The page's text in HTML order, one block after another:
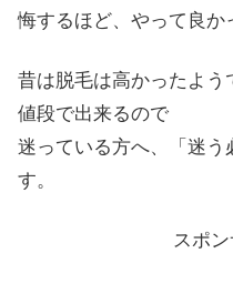
悔するほど、やって良か
昔は脱毛は高かったよ
値段で出来るので
迷っている方へ、「迷
す。
スポ